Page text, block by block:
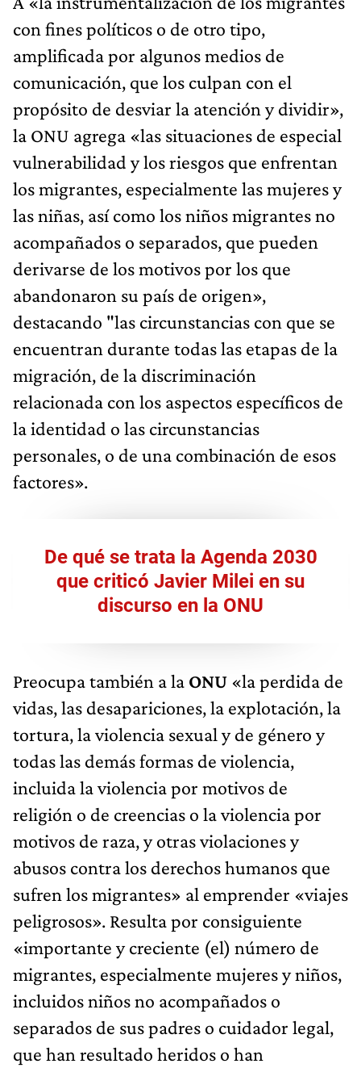
con fines políticos o de otro tipo,
amplificada por algunos medios de
comunicación, que los culpan con el
propósito de desviar la atención y dividir»,
la ONU agrega «las situaciones de especial
vulnerabilidad y los riesgos que enfrentan
los migrantes, especialmente las mujeres y
las niñas, así como los niños migrantes no
acompañados o separados, que pueden
derivarse de los motivos por los que
abandonaron su país de origen»,
destacando "las circunstancias con que se
encuentran durante todas las etapas de la
migración, de la discriminación
relacionada con los aspectos específicos de
la identidad o las circunstancias
personales, o de una combinación de esos
factores».
De qué se trata la Agenda 2030
que criticó Javier Milei en su
discurso en la ONU
Preocupa también a la ONU «la perdida de
vidas, las desapariciones, la explotación, la
tortura, la violencia sexual y de género y
todas las demás formas de violencia,
incluida la violencia por motivos de
religión o de creencias o la violencia por
motivos de raza, y otras violaciones y
abusos contra los derechos humanos que
sufren los migrantes» al emprender «viajes
peligrosos». Resulta por consiguiente
«importante y creciente (el) número de
migrantes, especialmente mujeres y niños,
incluidos niños no acompañados o
separados de sus padres o cuidador legal,
que han resultado heridos o han